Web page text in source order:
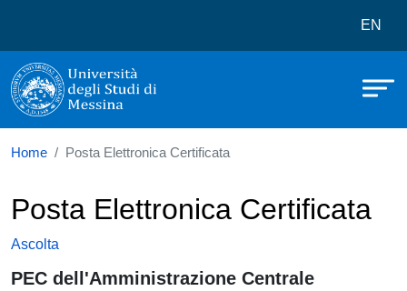
Università degli Studi di Messina
EN
Home Posta Elettronica Certificata
Posta Elettronica Certificata
Ascolta
PEC dell'Amministrazione Centrale